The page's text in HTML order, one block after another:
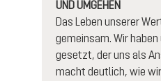
UND UMGEHEN
Das Leben unserer
gemeinsam. Wir
gesetzt, der uns als
macht deutlich, wie